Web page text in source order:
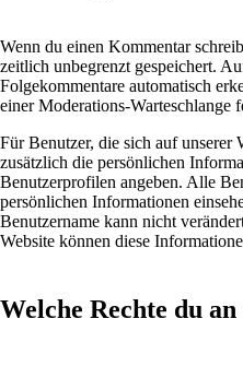
Wenn du einen Kommentar
zeitlich unbegrenzt gespeichert.
Folgekommentare automatisch
einer Moderations-Warteschlange
Für Benutzer, die sich auf unserer
zusätzlich die persönlichen
Benutzerprofilen angeben. Alle
persönlichen Informationen
Benutzername kann nicht
Website können diese
Welche Rechte du